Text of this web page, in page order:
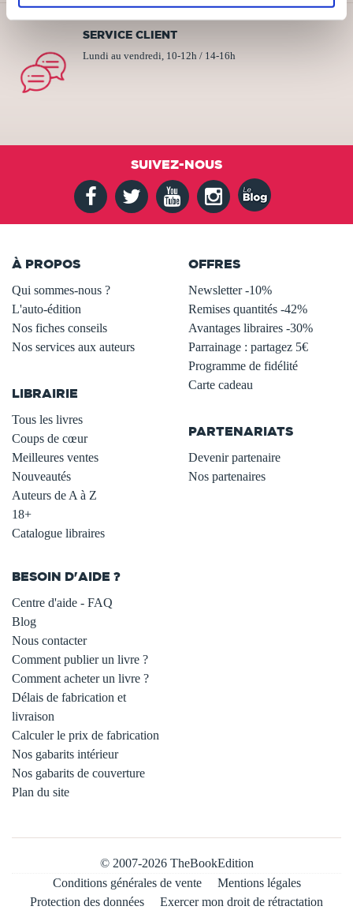
SERVICE CLIENT
Lundi au vendredi, 10-12h / 14-16h
SUIVEZ-NOUS
À PROPOS
Qui sommes-nous ?
L'auto-édition
Nos fiches conseils
Nos services aux auteurs
LIBRAIRIE
Tous les livres
Coups de cœur
Meilleures ventes
Nouveautés
Auteurs de A à Z
18+
Catalogue libraires
OFFRES
Newsletter -10%
Remises quantités -42%
Avantages libraires -30%
Parrainage : partagez 5€
Programme de fidélité
Carte cadeau
PARTENARIATS
Devenir partenaire
Nos partenaires
BESOIN D'AIDE ?
Centre d'aide - FAQ
Blog
Nous contacter
Comment publier un livre ?
Comment acheter un livre ?
Délais de fabrication et
livraison
Calculer le prix de fabrication
Nos gabarits intérieur
Nos gabarits de couverture
Plan du site
© 2007-2026 TheBookEdition
Conditions générales de vente
Mentions légales
Protection des données
Exercer mon droit de rétractation